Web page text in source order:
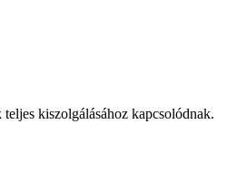
kiszolgálásához kapcsolódnak.